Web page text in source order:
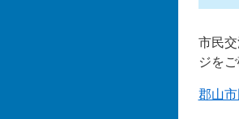
市民
ジを
郡山